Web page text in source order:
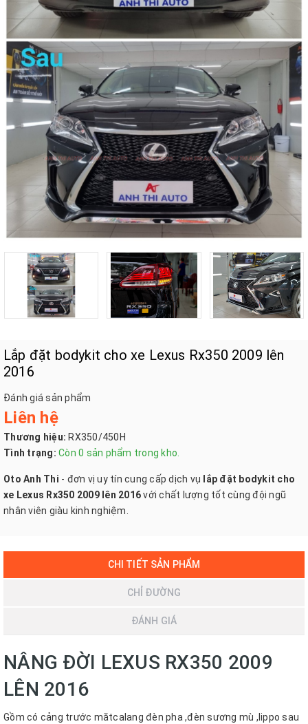
Lắp đặt bodykit cho xe Lexus Rx350 2009 lên
2016
Đánh giá sản phẩm
Liên hệ
Thương hiệu: RX350/450H
Tình trạng: Còn 0 sản phẩm trong kho.
Oto Anh Thi - đơn vị uy tín cung cấp dịch vụ
lắp đặt bodykit cho
xe Lexus Rx350 2009 lên 2016với chất lượng tốt cùng đội ngũ
nhân viên giàu kinh nghiệm.
CHI TIẾT SẢN PHẨM
CHỈ ĐƯỜNG
ĐÁNH GIÁ
NÂNG ĐỜI LEXUS RX350 2009
LÊN 2016
Gồm có cảng trước mătcalang đèn pha ,đèn sương mù ,lippo sau